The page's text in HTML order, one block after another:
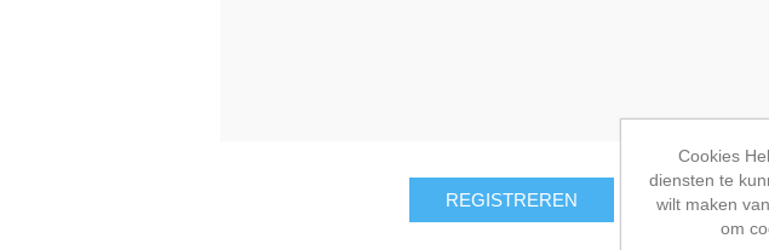
REGISTREREN
Cookies
diensten te
wilt maken
om